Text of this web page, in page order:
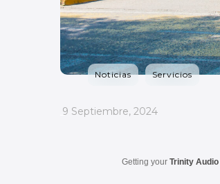
Noticias Servicios
_
9 Septiembre, 2024
Getting your Trinity Audio